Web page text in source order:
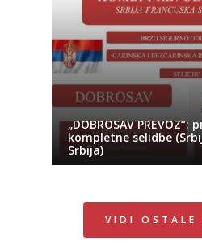
„DOBROSAV
kompletne selidbe
Srbija)
VIDI OSTALE